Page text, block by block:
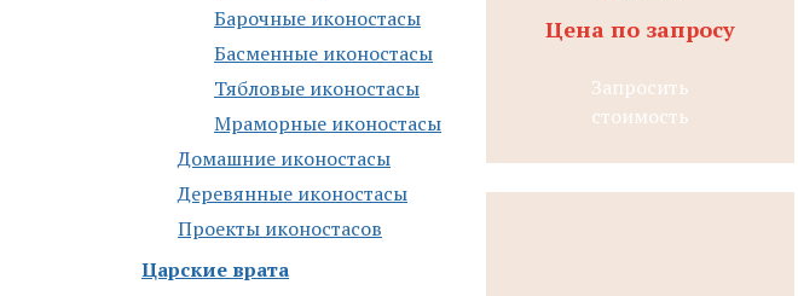
Барочные иконостасы
Басменные иконостасы
Тябловые иконостасы
Мраморные иконостасы
Дoмaшниe икoнoстaсы
Деревянные иконостасы
Проекты иконостасов
Царские врата
Цена по запросу
Запросить
стоимость